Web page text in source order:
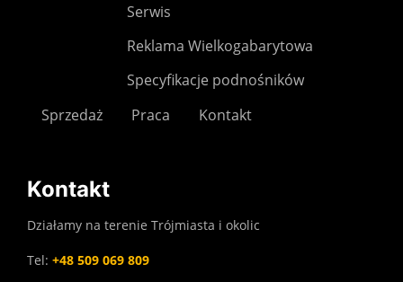
Serwis
Reklama Wielkogabarytowa
Specyfikacje podnośników
Sprzedaż
Praca Kontakt
Kontakt
Działamy na terenie Trójmiasta i okolic
Tel: +48 509 069 809